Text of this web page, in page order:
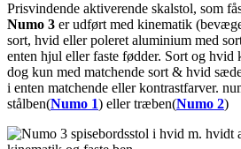
Prisvindende aktiverende skalstol, som
Numo 3 er udført med kinematik
sort, hvid eller poleret aluminium med
enten hjul eller faste fødder. Sort og
dog kun med matchende sort & hvid
i enten matchende eller kontrastfarver.
stålben(Numo 1) eller træben(Numo 2)